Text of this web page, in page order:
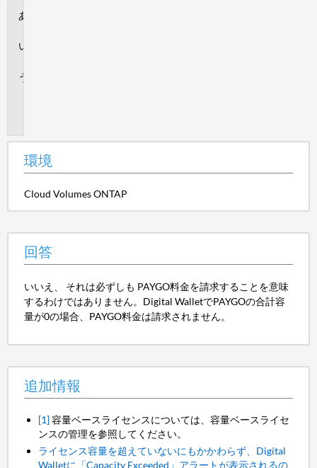
環境
Cloud Volumes ONTAP
回答
いいえ、 それは必ずしも PAYGO料金を請求することを意味
するわけではありません。Digital WalletでPAYGOの合計容
量が0の場合、PAYGO料金は請求されません。
追加情報
[1]容量ベースライセンスについては、容量ベースライセ
ンスの管理を参照してください。
ライセンス容量を超えていないにもかかわらず、Digital
Walletに「Capacity Exceeded」アラートが表示されるの